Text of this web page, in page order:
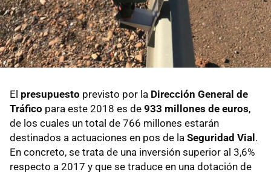
El presupuesto previsto por la Dirección General de
Tráfico para este 2018 es de 933 millones de euros,
de los cuales un total de 766 millones estarán
destinados a actuaciones en pos de la Seguridad Vial .
En concreto, se trata de una inversión superior al 3,6%
respecto a 2017 y que se traduce en una dotación de